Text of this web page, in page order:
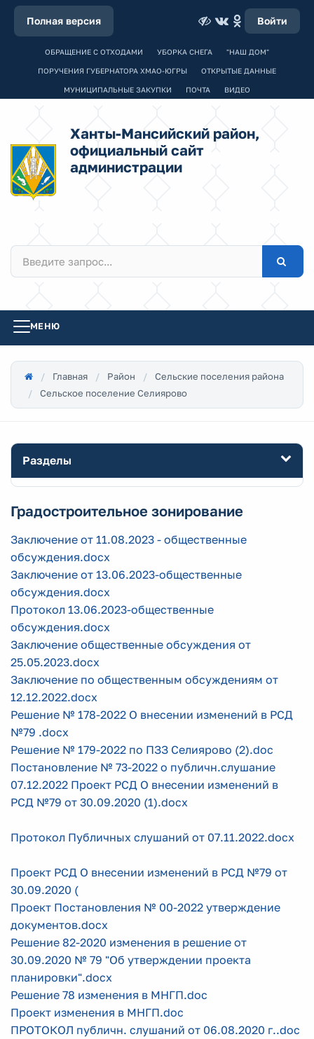
Полная версия Войти
ОБРАЩЕНИЕ С ОТХОДАМИ УБОРКА СНЕГА "НАШ ДОМ"
ПОРУЧЕНИЯ ГУБЕРНАТОРА ХМАО-ЮГРЫ ОТКРЫТЫЕ ДАННЫЕ
МУНИЦИПАЛЬНЫЕ ЗАКУПКИ ПОЧТА ВИДЕО
Ханты-Мансийский район,
официальный сайт
администрации
МЕНЮ
Главная Район
Сельские поселения района
Сельское поселение Селиярово
Разделы
Градостроительное зонирование
Заключение от 11.08.2023 - общественные
обсуждения.docx
Заключение от 13.06.2023-общественные
обсуждения.docx
Протокол 13.06.2023-общественные
обсуждения.docx
Заключение общественные обсуждения от
25.05.2023.docx
Заключение по общественным обсуждениям от
12.12.2022.docx
Решение № 178-2022 О внесении изменений в РСД
№79 .docx
Решение № 179-2022 по ПЗЗ Селиярово (2).doc
Постановление № 73-2022 о публичн.слушание
07.12.2022 Проект РСД О внесении изменений в
РСД №79 от 30.09.2020 (1).docx
Протокол Публичных слушаний от 07.11.2022.docx
Проект РСД О внесении изменений в РСД №79 от
30.09.2020 (
Проект Постановления № 00-2022 утверждение
документов.docx
Решение 82-2020 изменения в решение от
30.09.2020 № 79 "Об утверждении проекта
планировки".docx
Решение 78 изменения в МНГП.doc
Проект изменения в МНГП.doc
ПРОТОКОЛ публичн. слушаний от 06.08.2020 г..doc